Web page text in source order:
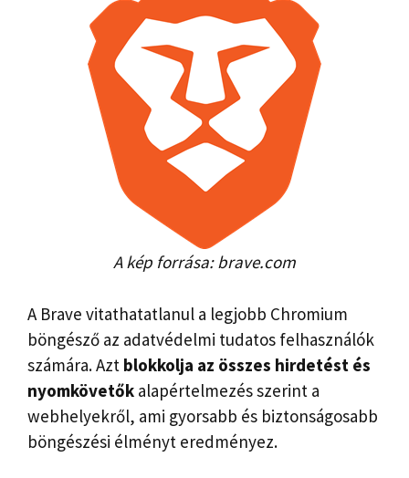
A kép forrása: brave.com
A Brave vitathatatlanul a legjobb Chromium
böngésző az adatvédelmi tudatos felhasználók
számára. Azt blokkolja az összes hirdetést és
nyomkövetők alapértelmezés szerint a
webhelyekről, ami gyorsabb és biztonságosabb
böngészési élményt eredményez.